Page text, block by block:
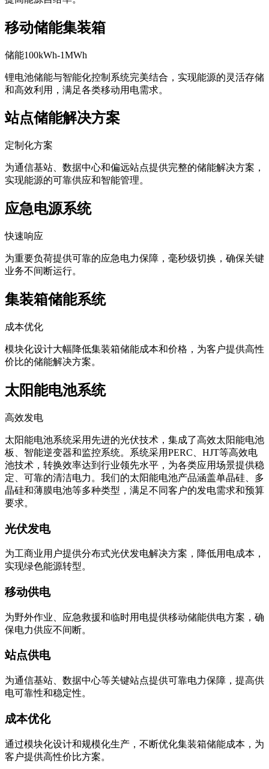
移动储能集装箱
储能100kWh-1MWh
锂电池储能与智能化控制系统完美结合，实现能源的灵活存储
和高效利用，满足各类移动用电需求。
站点储能解决方案
定制化方案
为通信基站、数据中心和偏远站点提供完整的储能解决方案，
实现能源的可靠供应和智能管理。
应急电源系统
快速响应
为重要负荷提供可靠的应急电力保障，毫秒级切换，确保关键
业务不间断运行。
集装箱储能系统
成本优化
模块化设计大幅降低集装箱储能成本和价格，为客户提供高性
价比的储能解决方案。
太阳能电池系统
高效发电
太阳能电池系统采用先进的光伏技术，集成了高效太阳能电池
板、智能逆变器和监控系统。系统采用PERC、HJT等高效电
池技术，转换效率达到行业领先水平，为各类应用场景提供稳
定、可靠的清洁电力。我们的太阳能电池产品涵盖单晶硅、多
晶硅和薄膜电池等多种类型，满足不同客户的发电需求和预算
要求。
光伏发电
为工商业用户提供分布式光伏发电解决方案，降低用电成本，
实现绿色能源转型。
移动供电
为野外作业、应急救援和临时用电提供移动储能供电方案，确
保电力供应不间断。
站点供电
为通信基站、数据中心等关键站点提供可靠电力保障，提高供
电可靠性和稳定性。
成本优化
通过模块化设计和规模化生产，不断优化集装箱储能成本，为
客户提供高性价比方案。